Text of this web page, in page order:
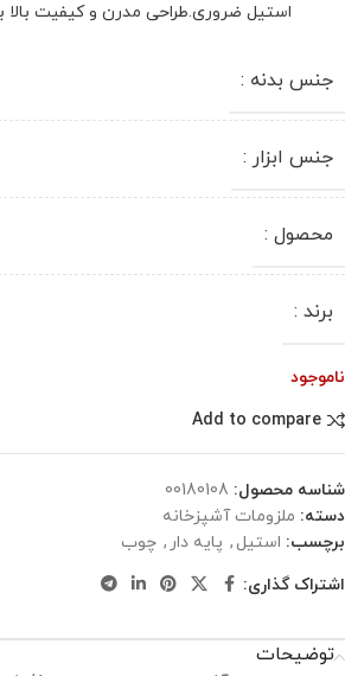
استیل ضروری.طراحی مدرن و کیفیت بالا
جنس بدنه :
جنس ابزار :
محصول :
برند :
ناموجود
Add to compare
شناسه محصول: 00180108
دسته: ملزومات آشپزخانه
برچسب: استیل , پایه دار , چوب
اشتراک گذاری:
توضیحات